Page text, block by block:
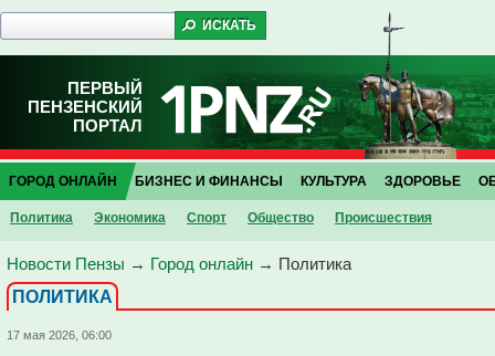
ПЕРВЫЙ
ПЕНЗЕНСКИЙ
ПОРТАЛ
ГОРОД ОНЛАЙН
Политика Экономика Спорт Общество Проиcшествия
БИЗНЕС И ФИНАНСЫ КУЛЬТУРА ЗДОРОВЬЕ
Новости Пензы → Город онлайн → Политика
ПОЛИТИКА
17 мая 2026, 06:00